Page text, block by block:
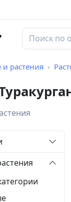
растения